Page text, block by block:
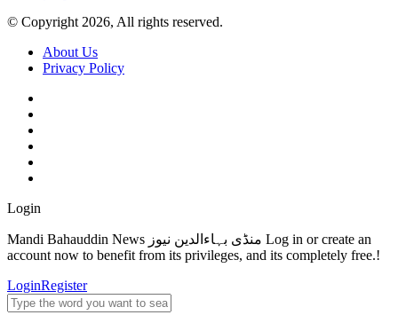
© Copyright 2026, All rights reserved.
About Us
Privacy Policy
Login
Mandi Bahauddin News منڈی بہاءالدین نیوز Log in or create an
account now to benefit from its privileges, and its completely free.!
LoginRegister